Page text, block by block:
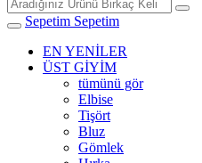
Sepetim Sepetim
EN YENİLER
ÜST GİYİM
tümünü gör
Elbise
Tişört
Bluz
Gömlek